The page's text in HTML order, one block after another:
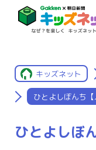
キッズネット
ひとよしぼんち【
ひとよしぼ